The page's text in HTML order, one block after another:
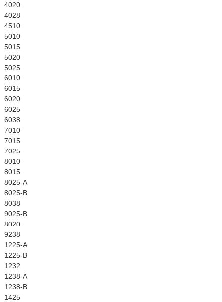
4020
4028
4510
5010
5015
5020
5025
6010
6015
6020
6025
6038
7010
7015
7025
8010
8015
8025-A
8025-B
8038
9025-B
8020
9238
1225-A
1225-B
1232
1238-A
1238-B
1425